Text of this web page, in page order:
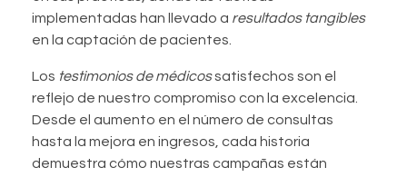
implementadas han llevado a resultados tangibles
en la captación de pacientes.
Los testimonios de médicossatisfechos son el
reflejo de nuestro compromiso con la excelencia.
Desde el aumento en el número de consultas
hasta la mejora en ingresos, cada historia
demuestra cómo nuestras campañas están